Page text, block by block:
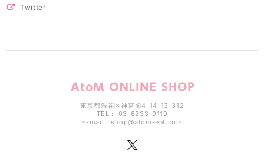
Twitter
東京都渋谷区神宮前4-14-13-312
TEL： 03-6233-9119
E-mail： shop@atom-ent.com